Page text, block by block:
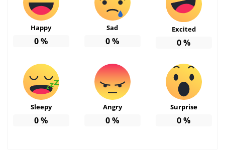
Happy
0%
Sad
0%
Excited
0%
Sleepy
0%
Angry
0%
Surprise
0%